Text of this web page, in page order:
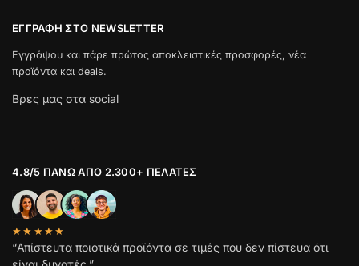
ΕΓΓΡΑΦΉ ΣΤΟ NEWSLETTER
Εγγράψου και πάρε πρώτος αποκλειστικές προσφορές, νέα
προϊόντα και deals.
Βρες μας στα social
4.8/5 ΠΆΝΩ ΑΠΌ 2.300+ ΠΕΛΆΤΕΣ
★★★★★
“Απίστευτα ποιοτικά προϊόντα σε τιμές που δεν πίστευα ότι